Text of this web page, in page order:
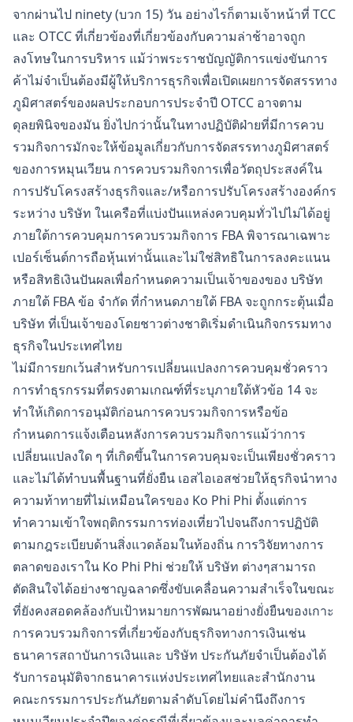
จากผ่านไป ninety (บวก 15) วัน อย่างไรก็ตามเจ้าหน้าที่ TCC
และ OTCC ที่เกี่ยวข้องที่เกี่ยวข้องกับความล่าช้าอาจถูก
ลงโทษในการบริหาร แม้ว่าพระราชบัญญัติการแข่งขันการ
ค้าไม่จำเป็นต้องมีผู้ให้บริการธุรกิจเพื่อเปิดเผยการจัดสรรทาง
ภูมิศาสตร์ของผลประกอบการประจำปี OTCC อาจตาม
ดุลยพินิจของมัน ยิ่งไปกว่านั้นในทางปฏิบัติฝ่ายที่มีการควบ
รวมกิจการมักจะให้ข้อมูลเกี่ยวกับการจัดสรรทางภูมิศาสตร์
ของการหมุนเวียน การควบรวมกิจการเพื่อวัตถุประสงค์ใน
การปรับโครงสร้างธุรกิจและ/หรือการปรับโครงสร้างองค์กร
ระหว่าง บริษัท ในเครือที่แบ่งปันแหล่งควบคุมทั่วไปไม่ได้อยู่
ภายใต้การควบคุมการควบรวมกิจการ FBA พิจารณาเฉพาะ
เปอร์เซ็นต์การถือหุ้นเท่านั้นและไม่ใช่สิทธิในการลงคะแนน
หรือสิทธิเงินปันผลเพื่อกำหนดความเป็นเจ้าของของ บริษัท
ภายใต้ FBA ข้อ จำกัด ที่กำหนดภายใต้ FBA จะถูกกระตุ้นเมื่อ
บริษัท ที่เป็นเจ้าของโดยชาวต่างชาติเริ่มดำเนินกิจกรรมทาง
ธุรกิจในประเทศไทย
ไม่มีการยกเว้นสำหรับการเปลี่ยนแปลงการควบคุมชั่วคราว
การทำธุรกรรมที่ตรงตามเกณฑ์ที่ระบุภายใต้หัวข้อ 14 จะ
ทำให้เกิดการอนุมัติก่อนการควบรวมกิจการหรือข้อ
กำหนดการแจ้งเตือนหลังการควบรวมกิจการแม้ว่าการ
เปลี่ยนแปลงใด ๆ ที่เกิดขึ้นในการควบคุมจะเป็นเพียงชั่วคราว
และไม่ได้ทำบนพื้นฐานที่ยั่งยืน เอสไอเอสช่วยให้ธุรกิจนำทาง
ความท้าทายที่ไม่เหมือนใครของ Ko Phi Phi ตั้งแต่การ
ทำความเข้าใจพฤติกรรมการท่องเที่ยวไปจนถึงการปฏิบัติ
ตามกฎระเบียบด้านสิ่งแวดล้อมในท้องถิ่น การวิจัยทางการ
ตลาดของเราใน Ko Phi Phi ช่วยให้ บริษัท ต่างๆสามารถ
ตัดสินใจได้อย่างชาญฉลาดซึ่งขับเคลื่อนความสำเร็จในขณะ
ที่ยังคงสอดคล้องกับเป้าหมายการพัฒนาอย่างยั่งยืนของเกาะ
การควบรวมกิจการที่เกี่ยวข้องกับธุรกิจทางการเงินเช่น
ธนาคารสถาบันการเงินและ บริษัท ประกันภัยจำเป็นต้องได้
รับการอนุมัติจากธนาคารแห่งประเทศไทยและสำนักงาน
คณะกรรมการประกันภัยตามลำดับโดยไม่คำนึงถึงการ